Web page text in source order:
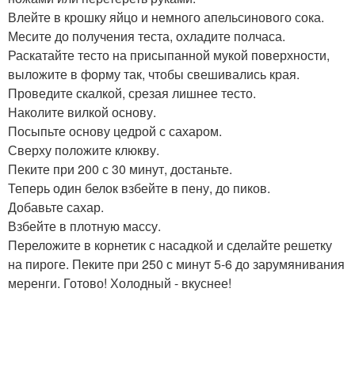
Влейте в крошку яйцо и немного апельсинового сока.
Месите до получения теста, охладите полчаса.
Раскатайте тесто на присыпанной мукой поверхности,
выложите в форму так, чтобы свешивались края.
Проведите скалкой, срезая лишнее тесто.
Наколите вилкой основу.
Посыпьте основу цедрой с сахаром.
Сверху положите клюкву.
Пеките при 200 с 30 минут, достаньте.
Теперь один белок взбейте в пену, до пиков.
Добавьте сахар.
Взбейте в плотную массу.
Переложите в корнетик с насадкой и сделайте решетку
на пироге. Пеките при 250 с минут 5-6 до зарумянивания
меренги. Готово! Холодный - вкуснее!